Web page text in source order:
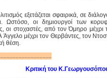
εξετάζεται σφαιρικά, σε
Ωστόσο, οι δημιουργοί των
οι στοχαστές, από τον Όμηρο
Άγγελο μέχρι τον Θερβάντες, τον
θέση.
Κριτική του